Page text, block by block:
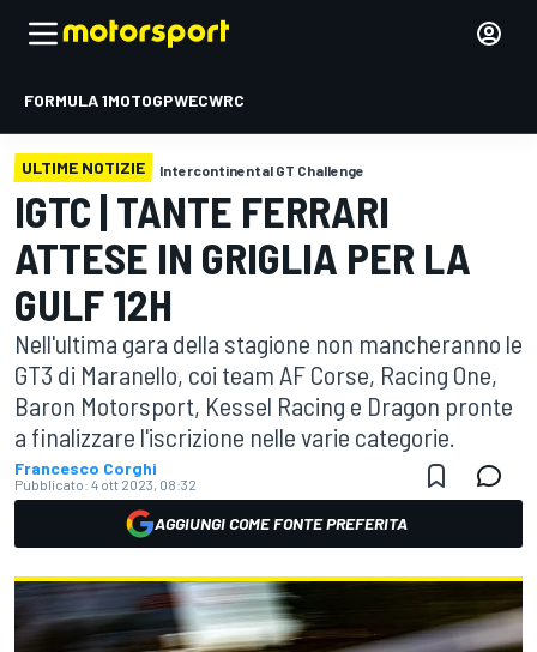
FORMULA 1MOTOGPWECWRC
ULTIME NOTIZIE Intercontinental GT Challenge
IGTC | TANTE FERRARI
ATTESE IN GRIGLIA PER LA
GULF 12H
Nell'ultima gara della stagione non mancheranno le
GT3 di Maranello, coi team AF Corse, Racing One,
Baron Motorsport, Kessel Racing e Dragon pronte
a finalizzare l'iscrizione nelle varie categorie.
Francesco Corghi
Pubblicato: 4 ott 2023, 08:32
AGGIUNGI COME FONTE PREFERITA